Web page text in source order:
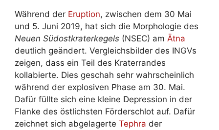
Während der Eruption, zwischen dem 30 Mai
und 5. Juni 2019, hat sich die Morphologie des
Neuen Südostkraterkegels (NSEC) am Ätna
deutlich geändert. Vergleichsbilder des INGVs
zeigen, dass ein Teil des Kraterrandes
kollabierte. Dies geschah sehr wahrscheinlich
während der explosiven Phase am 30. Mai.
Dafür füllte sich eine kleine Depression in der
Flanke des östlichsten Förderschlot auf. Dafür
zeichnet sich abgelagerte Tephra der